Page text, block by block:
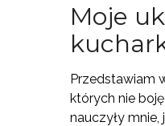
Moje
Przedstawiam
których nie
nauczyły